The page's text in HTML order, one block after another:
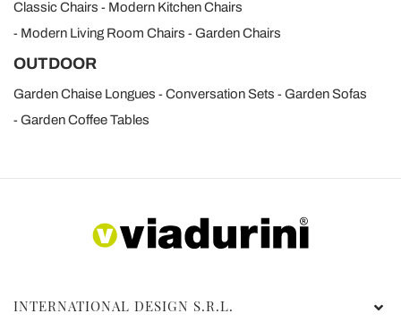
Classic Chairs
Modern Kitchen Chairs
Modern Living Room Chairs
Garden Chairs
OUTDOOR
Garden Chaise Longues Conversation Sets
Garden Sofas
Garden Coffee Tables
INTERNATIONAL DESIGN S.R.L.